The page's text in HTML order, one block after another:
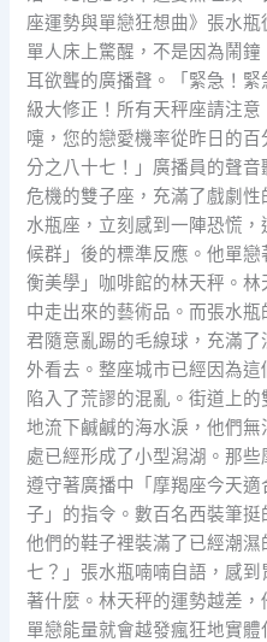
座運勢與單戀狂想曲》張水
單人床上驚醒，不是因為鬧
耳欲聾的廣播聲。「緊急！
級大修正！所有天秤座請注
嚏，您的戀愛機率從昨日的
分之八十七！」廣播員的聲
危機的雙子座，充滿了戲劇
水瓶座，立刻感到一陣恐慌
候群」後的標準反應。他單
衡美學」咖啡館的林天秤。
中走出來的藝術品。而張水
君隨意亂踢的毛線球，充滿
外看去。整座城市已經因為
陷入了荒謬的混亂。街道上
地流下鹹鹹的海水淚，他們
處已經形成了小型潟湖。那
遵守著廣播中「摩羯座今天
子」的指令。數百名西裝筆挺
他們的鞋子裡裝滿了已經潮
七？」張水瓶喃喃自語，感
著什麼。林天秤的運勢越差
單戀能量就會越發瘋狂地實